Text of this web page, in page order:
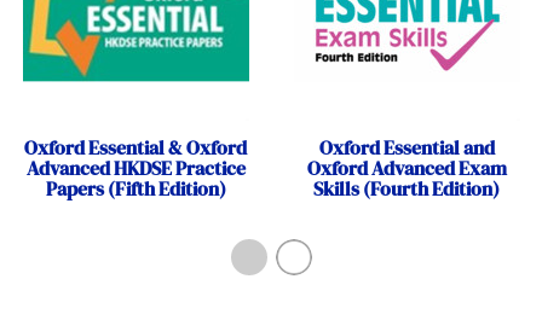
Oxford Essential & Oxford
Advanced HKDSE Practice
Papers (Fifth Edition)
Oxford Essential and
Oxford Advanced Exam
Skills (Fourth Edition)